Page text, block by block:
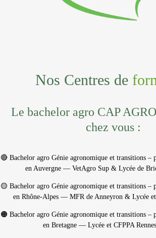
Nos Centres de
Le bachelor agro CAP
chez vous :
🔴 Bachelor agro Génie agronomique et transitions –
en Auvergne — VetAgro Sup & Lycée de
🟡 Bachelor agro Génie agronomique et transitions –
en Rhône-Alpes— MFR de Anneyron & Lycée et
🟠 Bachelor agro Génie agronomique et transitions –
en Bretagne — Lycée et CFPPA